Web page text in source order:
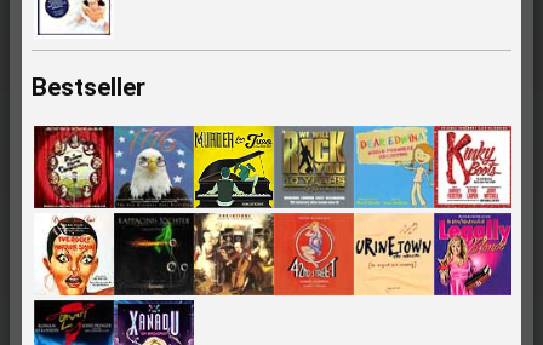
Bestseller